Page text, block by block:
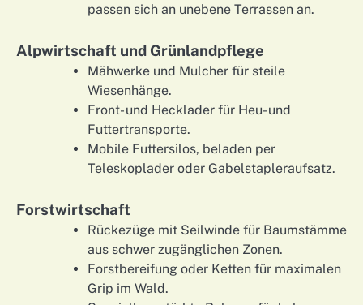
passen sich an unebene Terrassen an.
Alpwirtschaft und Grünlandpflege
Mähwerke und Mulcher für steile
Wiesenhänge.
Front- und Hecklader für Heu­- und
Futtertransporte.
Mobile Futtersilos, beladen per
Teleskoplader oder Gabelstapleraufsatz.
Forstwirtschaft
Rückezüge mit Seilwinde für Baumstämme
aus schwer zugänglichen Zonen.
Forstbereifung oder Ketten für maximalen
Grip im Wald.